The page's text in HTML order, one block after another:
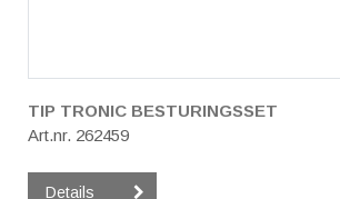
TIP TRONIC BESTURINGSSET
Art.nr. 262459
Details